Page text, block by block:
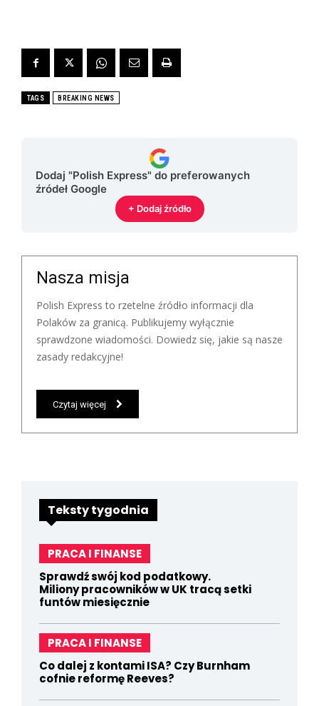
TAGS BREAKING NEWS
Dodaj "Polish Express" do preferowanych
źródeł Google
+ Dodaj źródło
Nasza misja
Polish Express to rzetelne źródło informacji dla
Polaków za granicą. Publikujemy wyłącznie
sprawdzone wiadomości. Dowiedz się, jakie są nasze
zasady redakcyjne!
Czytaj więcej
Teksty tygodnia
PRACA I FINANSE
Sprawdź swój kod podatkowy.
Miliony pracowników w UK tracą setki
funtów miesięcznie
PRACA I FINANSE
Co dalej z kontami ISA? Czy Burnham
cofnie reformę Reeves?